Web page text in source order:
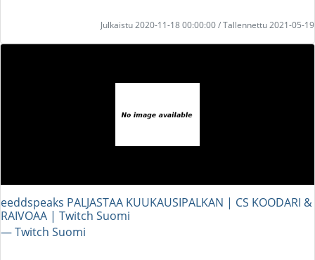
Julkaistu 2020-11-18 00:00:00 / Tallennettu 2021-05-19
eeddspeaks PALJASTAA KUUKAUSIPALKAN | CS KOODARI &
RAIVOAA | Twitch Suomi
― Twitch Suomi